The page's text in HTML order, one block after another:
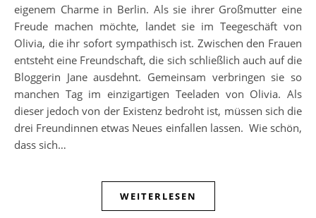
eigenem Charme in Berlin. Als sie ihrer Großmutter eine
Freude machen möchte, landet sie im Teegeschäft von
Olivia, die ihr sofort sympathisch ist. Zwischen den Frauen
entsteht eine Freundschaft, die sich schließlich auch auf die
Bloggerin Jane ausdehnt. Gemeinsam verbringen sie so
manchen Tag im einzigartigen Teeladen von Olivia. Als
dieser jedoch von der Existenz bedroht ist, müssen sich die
drei Freundinnen etwas Neues einfallen lassen. Wie schön,
dass sich…
WEITERLESEN